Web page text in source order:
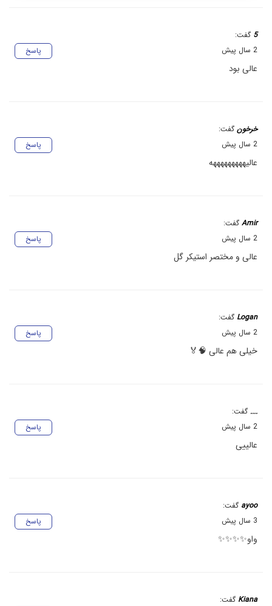
5 گفت:
پاسخ
2 سال پیش
عالی بود
خرخون گفت:
پاسخ
2 سال پیش
عالیهههههههههه
Amir گفت:
پاسخ
2 سال پیش
عالی و مختصر استیکر گل
Logan گفت:
پاسخ
2 سال پیش
خیلی هم عالی 🧠🏅
.... گفت:
پاسخ
2 سال پیش
عالییی
ayoo گفت:
پاسخ
3 سال پیش
واو✨✨✨✨
Kiana گفت: